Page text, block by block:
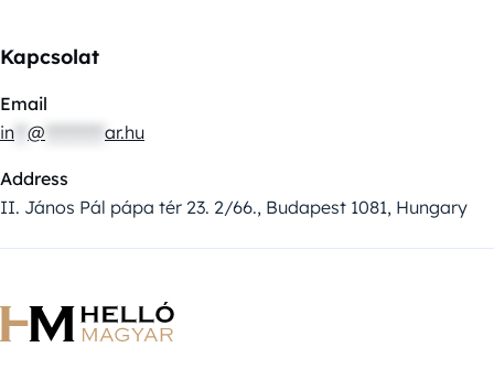
Kapcsolat
Email
in @ ar.hu
Address
II. János Pál pápa tér 23. 2/66., Budapest 1081, Hungary